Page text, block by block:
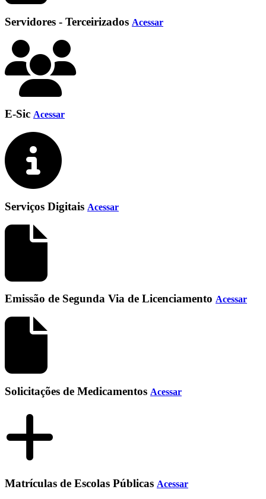
Servidores - Terceirizados Acessar
E-Sic Acessar
Serviços Digitais Acessar
Emissão de Segunda Via de Licenciamento Acessar
Solicitações de Medicamentos Acessar
Matrículas de Escolas Públicas Acessar